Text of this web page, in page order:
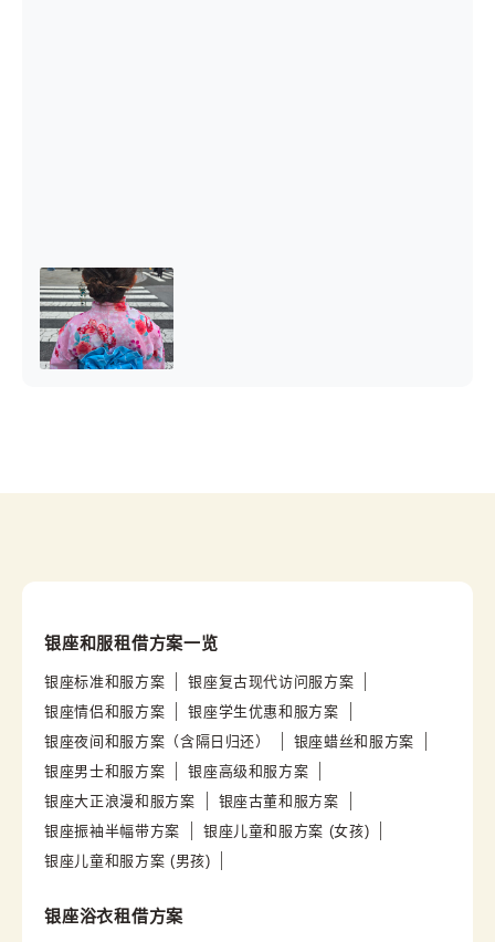
银座和服租借方案一览
银座标准和服方案
银座复古现代访问服方案
银座情侣和服方案
银座学生优惠和服方案
银座夜间和服方案（含隔日归还）
银座蜡丝和服方案
银座男士和服方案
银座高级和服方案
银座大正浪漫和服方案
银座古董和服方案
银座振袖半幅带方案
银座儿童和服方案 (女孩)
银座儿童和服方案 (男孩)
银座浴衣租借方案